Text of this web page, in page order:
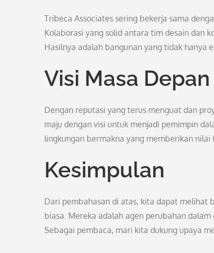
Tribeca Associates sering bekerja sama
Kolaborasi yang solid antara tim desain dan
Hasilnya adalah bangunan yang tidak hanya
Visi Masa Depan
Dengan reputasi yang terus menguat dan
maju dengan visi untuk menjadi pemimpin
lingkungan bermakna yang memberikan
Kesimpulan
Dari pembahasan di atas, kita dapat melihat
biasa. Mereka adalah agen perubahan
Sebagai pembaca, mari kita dukung upaya